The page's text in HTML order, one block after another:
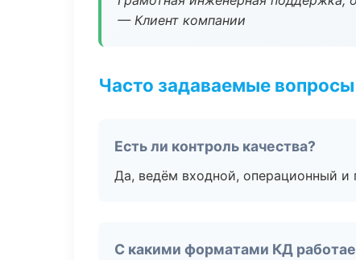
— Клиент компании
Часто задаваемые вопросы
Есть ли контроль качества?
Да, ведём входной, операционный
С какими форматами КД